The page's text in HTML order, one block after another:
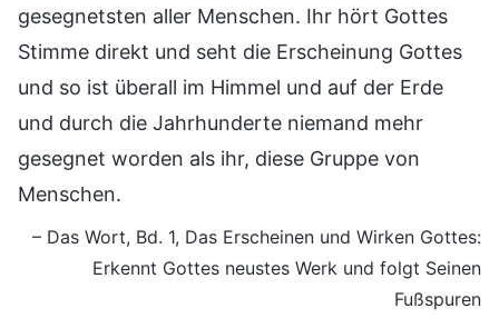
gesegnetsten aller Menschen. Ihr hört Gottes
Stimme direkt und seht die Erscheinung Gottes
und so ist überall im Himmel und auf der Erde
und durch die Jahrhunderte niemand mehr
gesegnet worden als ihr, diese Gruppe von
Menschen.
– Das Wort, Bd. 1, Das Erscheinen und Wirken Gottes:
Erkennt Gottes neustes Werk und folgt Seinen
Fußspuren